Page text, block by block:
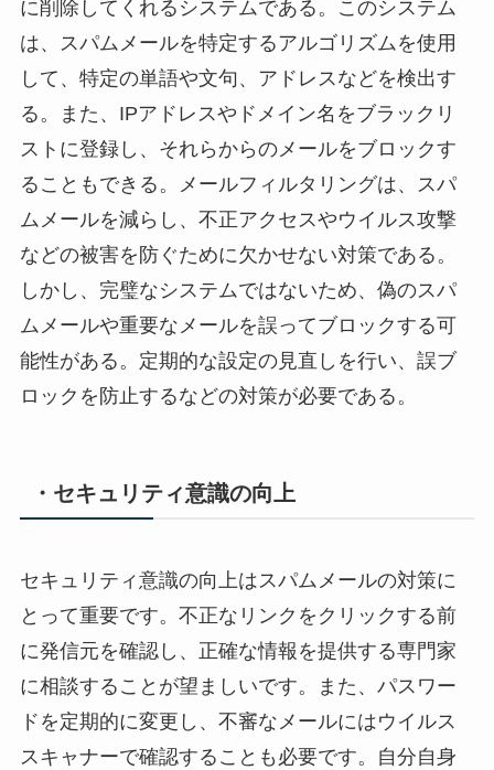
に削除してくれるシステムである。このシステム
は、スパムメールを特定するアルゴリズムを使用
して、特定の単語や文句、アドレスなどを検出す
る。また、IPアドレスやドメイン名をブラックリ
ストに登録し、それらからのメールをブロックす
ることもできる。メールフィルタリングは、スパ
ムメールを減らし、不正アクセスやウイルス攻撃
などの被害を防ぐために欠かせない対策である。
しかし、完璧なシステムではないため、偽のスパ
ムメールや重要なメールを誤ってブロックする可
能性がある。定期的な設定の見直しを行い、誤ブ
ロックを防止するなどの対策が必要である。
・セキュリティ意識の向上
セキュリティ意識の向上はスパムメールの対策に
とって重要です。不正なリンクをクリックする前
に発信元を確認し、正確な情報を提供する専門家
に相談することが望ましいです。また、パスワー
ドを定期的に変更し、不審なメールにはウイルス
スキャナーで確認することも必要です。自分自身